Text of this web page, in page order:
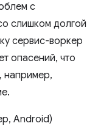
с
слишком долгой
сервис-воркер
опасений, что
например,
Android)